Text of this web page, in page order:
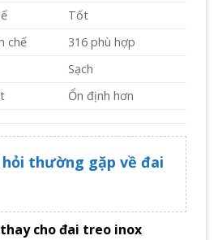
Tốt
chế
316 phù hợp
Sạch
Ổn định hơn
hỏi thường gặp về đai
cho đai treo inox